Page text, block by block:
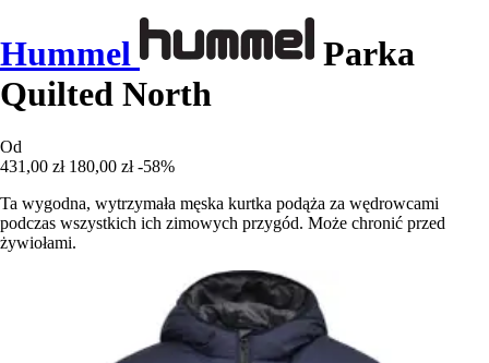
Hummel
Parka
Quilted North
Od
431,00 zł 180,00 zł -58%
Ta wygodna, wytrzymała męska kurtka podąża za wędrowcami
podczas wszystkich ich zimowych przygód. Może chronić przed
żywiołami.